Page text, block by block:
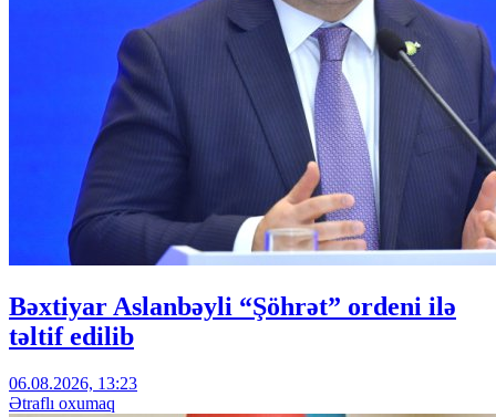
Bəxtiyar Aslanbəyli “Şöhrət” ordeni ilə
təltif edilib
06.08.2026, 13:23
Ətraflı oxumaq